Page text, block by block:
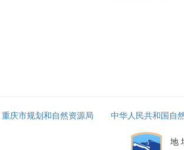
重庆市规划和自然资源局 中华人民共和国自
地